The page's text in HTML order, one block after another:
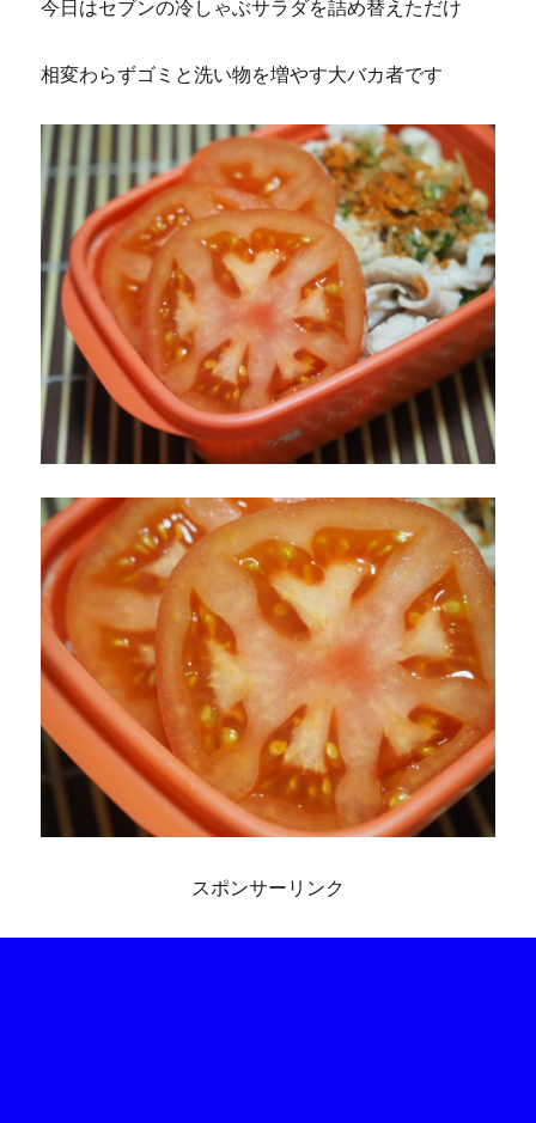
今日はセブンの冷しゃぶサラダを詰め替えただけ
相変わらずゴミと洗い物を増やす大バカ者です
スポンサーリンク